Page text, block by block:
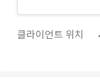
클라이언트 위치